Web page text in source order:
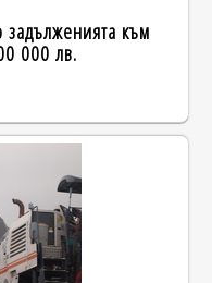
към
000 лв.